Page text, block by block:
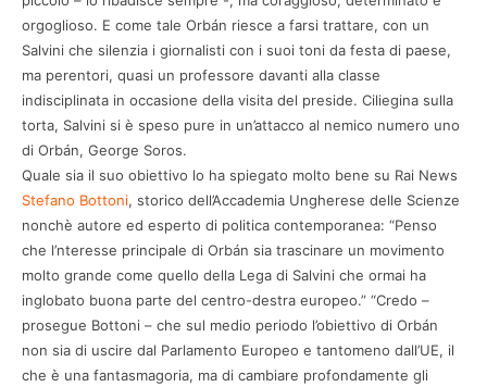
orgoglioso. E come tale Orbán riesce a farsi trattare, con un
Salvini che silenzia i giornalisti con i suoi toni da festa di paese,
ma perentori, quasi un professore davanti alla classe
indisciplinata in occasione della visita del preside. Ciliegina sulla
torta, Salvini si è speso pure in un’attacco al nemico numero uno
di Orbán, George Soros.
Quale sia il suo obiettivo lo ha spiegato molto bene su Rai News
Stefano Bottoni, storico dell’Accademia Ungherese delle Scienze
nonchè autore ed esperto di politica contemporanea: “Penso
che l’nteresse principale di Orbán sia trascinare un movimento
molto grande come quello della Lega di Salvini che ormai ha
inglobato buona parte del centro-destra europeo.” “Credo –
prosegue Bottoni – che sul medio periodo l’obiettivo di Orbán
non sia di uscire dal Parlamento Europeo e tantomeno dall’UE, il
che è una fantasmagoria, ma di cambiare profondamente gli